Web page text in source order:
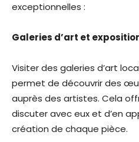
exceptionnelles :
Galeries d’art et
Visiter des galeries d’art
permet de découvrir des
auprès des artistes. Cela
discuter avec eux et d’en
création de chaque pièce.